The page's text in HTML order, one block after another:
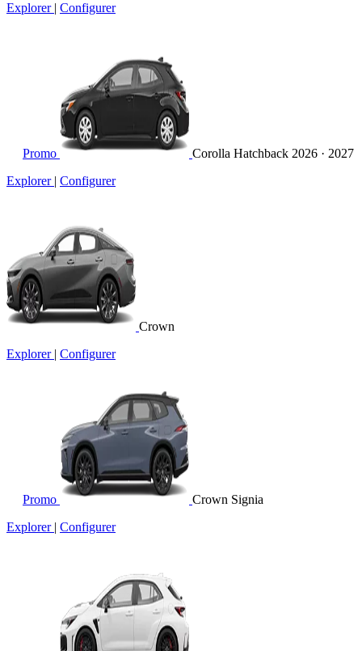
Explorer | Configurer
Promo Corolla Hatchback 2026 · 2027
Explorer | Configurer
Crown
Explorer | Configurer
Promo
Crown Signia
Explorer | Configurer